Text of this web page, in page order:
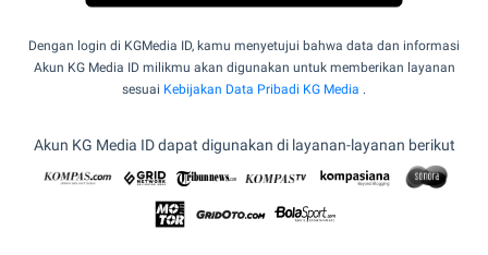
Dengan login di KGMedia ID, kamu menyetujui bahwa data dan informasi
Akun KG Media ID milikmu akan digunakan untuk memberikan layanan
sesuai Kebijakan Data Pribadi KG Media .
Akun KG Media ID dapat digunakan di layanan-layanan berikut